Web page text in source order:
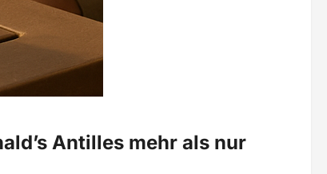
Antilles mehr als nur